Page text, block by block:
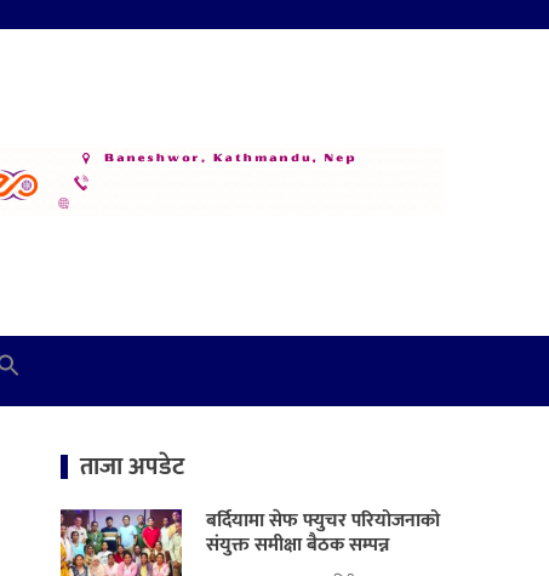
ताजा अपडेट
बर्दियामा सेफ फ्युचर परियोजनाको
संयुक्त समीक्षा बैठक सम्पन्न